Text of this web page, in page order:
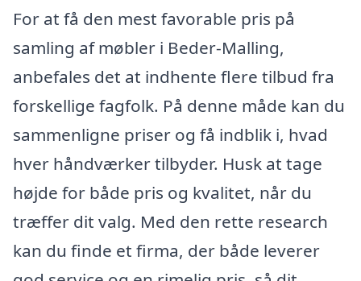
For at få den mest favorable pris på
samling af møbler i Beder-Malling,
anbefales det at indhente flere tilbud fra
forskellige fagfolk. På denne måde kan du
sammenligne priser og få indblik i, hvad
hver håndværker tilbyder. Husk at tage
højde for både pris og kvalitet, når du
træffer dit valg. Med den rette research
kan du finde et firma, der både leverer